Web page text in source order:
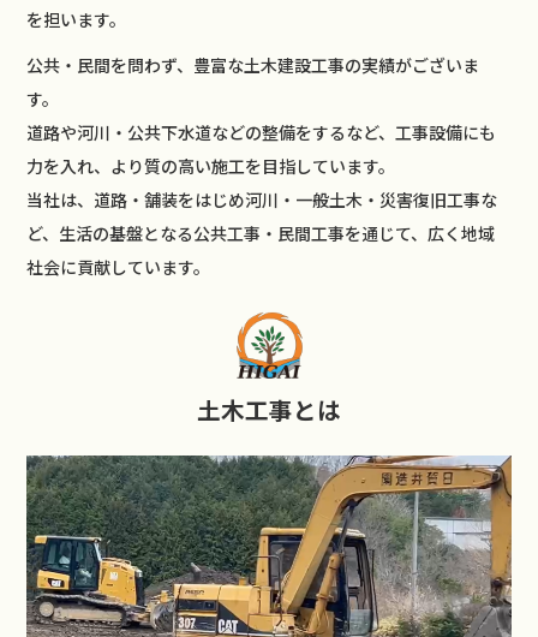
を担います。
公共・民間を問わず、豊富な土木建設工事の実績がございま
す。
道路や河川・公共下水道などの整備をするなど、工事設備にも
力を入れ、より質の高い施工を目指しています。
当社は、道路・舗装をはじめ河川・一般土木・災害復旧工事な
ど、生活の基盤となる公共工事・民間工事を通じて、広く地域
社会に貢献しています。
土木工事とは